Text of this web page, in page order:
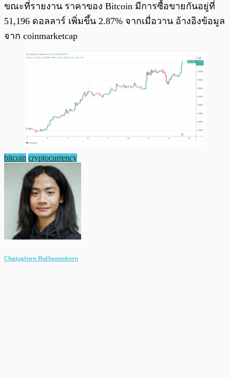
ขณะที่รายงาน ราคาของ Bitcoin มีการซื้อขายกันอยู่ที่
51,196 ดอลลาร์ เพิ่มขึ้น 2.87% จากเมื่อวาน อ้างอิงข้อมูล
จาก coinmarketcap
bitcoin cryptocurrency
Chaiyatorn Buthsoontorn